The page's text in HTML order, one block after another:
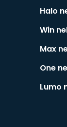
Halo
Win
Max
One
Lumo